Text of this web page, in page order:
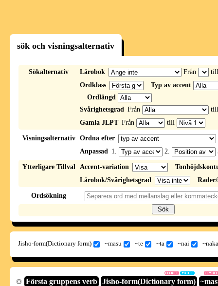
sök och visningsalternativ
Sökalternativ Lärobok Från
Ordklass
Typ av accent
Ordlängd
Svårighetsgrad Från
Gamla JLPT Från till
Visningsalternativ
Ordna efter
Anpassad 1. 2.
Ytterligare Tillval Accent-variation
Lärobok/Svårighetsgrad
Ordsökning
Jisho-form(Dictionary form) ~masu ~te ~ta ~nai
Första gruppens verb Jisho-form(Dictionary form)